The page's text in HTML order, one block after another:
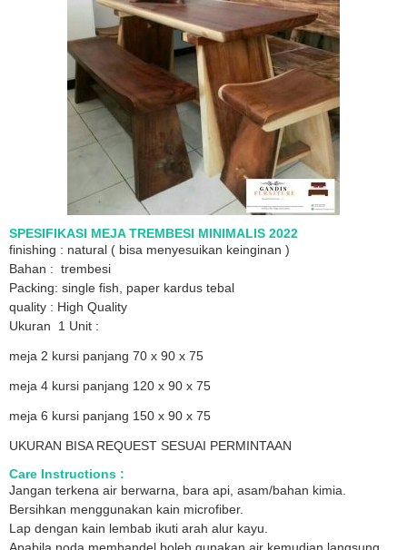
SPESIFIKASI MEJA TREMBESI MINIMALIS 2022
finishing : natural ( bisa menyesuikan keinginan )
Bahan : trembesi
Packing: single fish, paper kardus tebal
quality : High Quality
Ukuran 1 Unit :
meja 2 kursi panjang 70 x 90 x 75
meja 4 kursi panjang 120 x 90 x 75
meja 6 kursi panjang 150 x 90 x 75
UKURAN BISA REQUEST SESUAI PERMINTAAN
Care Instructions :
Jangan terkena air berwarna, bara api, asam/bahan kimia.
Bersihkan menggunakan kain microfiber.
Lap dengan kain lembab ikuti arah alur kayu.
Apabila noda membandel boleh gunakan air kemudian langsung